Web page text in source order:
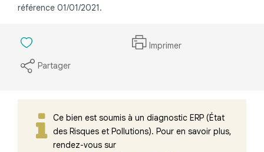
référence 01/01/2021.
Imprimer
Partager
Ce bien est soumis à un diagnostic ERP (État
des Risques et Pollutions). Pour en savoir plus,
rendez-vous sur